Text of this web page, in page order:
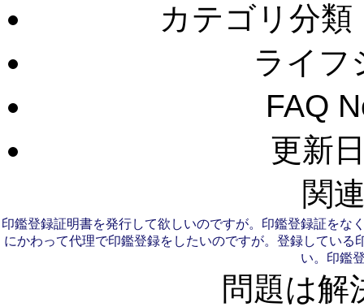
カテゴリ分
ライフ
FAQ
更新
関
印鑑登録証明書を発行して欲しいのですが。 印鑑登録証をな
にかわって代理で印鑑登録をしたいのですが。 登録している
い。 印鑑
問題は解